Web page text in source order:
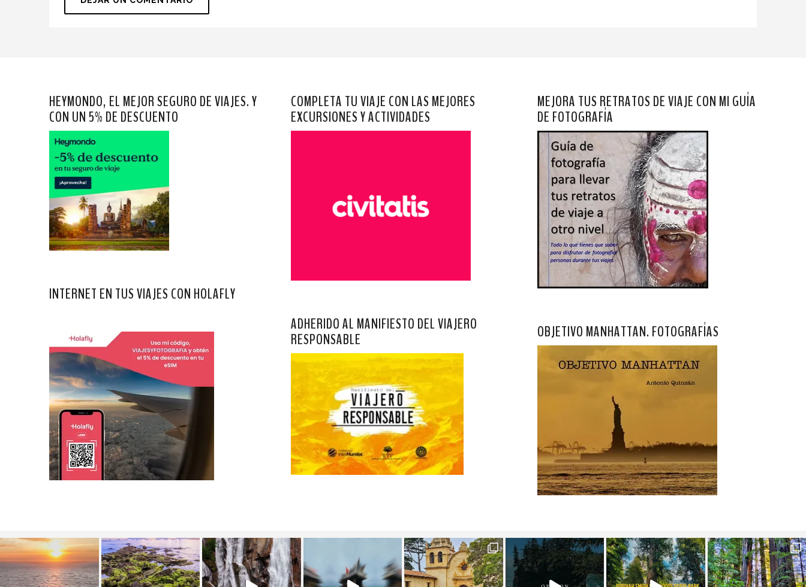
HEYMONDO, EL MEJOR SEGURO DE VIAJES. Y
CON UN 5% DE DESCUENTO
INTERNET EN TUS VIAJES CON HOLAFLY
COMPLETA TU VIAJE CON LAS MEJORES
EXCURSIONES Y ACTIVIDADES
ADHERIDO AL MANIFIESTO DEL VIAJERO
RESPONSABLE
MEJORA TUS RETRATOS DE VIAJE CON MI GUÍA
DE FOTOGRAFÍA
OBJETIVO MANHATTAN. FOTOGRAFÍAS